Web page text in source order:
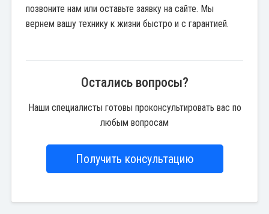
позвоните нам или оставьте заявку на сайте. Мы
вернем вашу технику к жизни быстро и с гарантией.
Остались вопросы?
Наши специалисты готовы проконсультировать вас по
любым вопросам
Получить консультацию